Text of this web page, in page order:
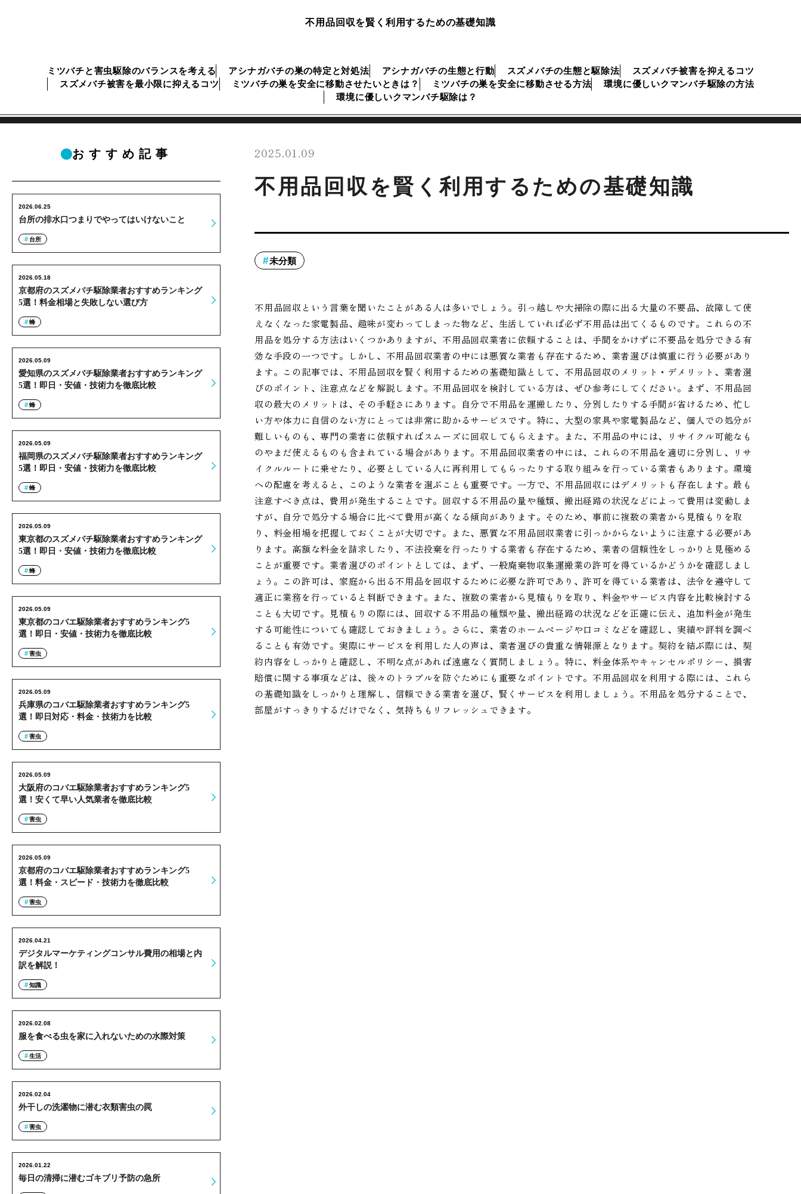
不用品回収を賢く利用するための基礎知識
ミツバチと害虫駆除のバランスを考える アシナガバチの巣の特定と対処法 アシナガバチの生態と行動 スズメバチの生態と駆除法
スズメバチ被害を抑えるコツ
スズメバチ被害を最小限に抑えるコツ
ミツバチの巣を安全に移動させたいときは？ ミツバチの巣を安全に移動させる方法
環境に優しいクマンバチ駆除の方法
環境に優しいクマンバチ駆除は？
2025.01.09
不用品回収を賢く利用するための基礎知識
未分類
不用品回収という言葉を聞いたことがある人は多いでしょう。引っ越しや大掃除の際に出る大量の不要品、故障して使
えなくなった家電製品、趣味が変わってしまった物など、生活していれば必ず不用品は出てくるものです。これらの不
用品を処分する方法はいくつかありますが、不用品回収業者に依頼することは、手間をかけずに不要品を処分できる有
効な手段の一つです。しかし、不用品回収業者の中には悪質な業者も存在するため、業者選びは慎重に行う必要があり
ます。この記事では、不用品回収を賢く利用するための基礎知識として、不用品回収のメリット・デメリット、業者選
びのポイント、注意点などを解説します。不用品回収を検討している方は、ぜひ参考にしてください。まず、不用品回
収の最大のメリットは、その手軽さにあります。自分で不用品を運搬したり、分別したりする手間が省けるため、忙し
い方や体力に自信のない方にとっては非常に助かるサービスです。特に、大型の家具や家電製品など、個人での処分が
難しいものも、専門の業者に依頼すればスムーズに回収してもらえます。また、不用品の中には、リサイクル可能なも
のやまだ使えるものも含まれている場合があります。不用品回収業者の中には、これらの不用品を適切に分別し、リサ
イクルルートに乗せたり、必要としている人に再利用してもらったりする取り組みを行っている業者もあります。環境
への配慮を考えると、このような業者を選ぶことも重要です。一方で、不用品回収にはデメリットも存在します。最も
注意すべき点は、費用が発生することです。回収する不用品の量や種類、搬出経路の状況などによって費用は変動しま
すが、自分で処分する場合に比べて費用が高くなる傾向があります。そのため、事前に複数の業者から見積もりを取
り、料金相場を把握しておくことが大切です。また、悪質な不用品回収業者に引っかからないように注意する必要があ
ります。高額な料金を請求したり、不法投棄を行ったりする業者も存在するため、業者の信頼性をしっかりと見極める
ことが重要です。業者選びのポイントとしては、まず、一般廃棄物収集運搬業の許可を得ているかどうかを確認しまし
ょう。この許可は、家庭から出る不用品を回収するために必要な許可であり、許可を得ている業者は、法令を遵守して
適正に業務を行っていると判断できます。また、複数の業者から見積もりを取り、料金やサービス内容を比較検討する
ことも大切です。見積もりの際には、回収する不用品の種類や量、搬出経路の状況などを正確に伝え、追加料金が発生
する可能性についても確認しておきましょう。さらに、業者のホームページや口コミなどを確認し、実績や評判を調べ
ることも有効です。実際にサービスを利用した人の声は、業者選びの貴重な情報源となります。契約を結ぶ際には、契
約内容をしっかりと確認し、不明な点があれば遠慮なく質問しましょう。特に、料金体系やキャンセルポリシー、損害
賠償に関する事項などは、後々のトラブルを防ぐためにも重要なポイントです。不用品回収を利用する際には、これら
の基礎知識をしっかりと理解し、信頼できる業者を選び、賢くサービスを利用しましょう。不用品を処分することで、
部屋がすっきりするだけでなく、気持ちもリフレッシュできます。
おすすめ記事
台所の排水口つまりでやってはいけないこと
2026.06.25
台所
京都府のスズメバチ駆除業者おすすめランキング
5選！料金相場と失敗しない選び方
2026.05.18
蜂
愛知県のスズメバチ駆除業者おすすめランキング
5選！即日・安値・技術力を徹底比較
2026.05.09
蜂
福岡県のスズメバチ駆除業者おすすめランキング
5選！即日・安値・技術力を徹底比較
2026.05.09
蜂
東京都のスズメバチ駆除業者おすすめランキング
5選！即日・安値・技術力を徹底比較
2026.05.09
蜂
東京都のコバエ駆除業者おすすめランキング5
選！即日・安値・技術力を徹底比較
2026.05.09
害虫
兵庫県のコバエ駆除業者おすすめランキング5
選！即日対応・料金・技術力を比較
2026.05.09
害虫
大阪府のコバエ駆除業者おすすめランキング5
選！安くて早い人気業者を徹底比較
2026.05.09
害虫
京都府のコバエ駆除業者おすすめランキング5
選！料金・スピード・技術力を徹底比較
2026.05.09
害虫
デジタルマーケティングコンサル費用の相場と内
訳を解説！
2026.04.21
知識
服を食べる虫を家に入れないための水際対策
2026.02.08
生活
外干しの洗濯物に潜む衣類害虫の罠
2026.02.04
害虫
毎日の清掃に潜むゴキブリ予防の急所
2026.01.22